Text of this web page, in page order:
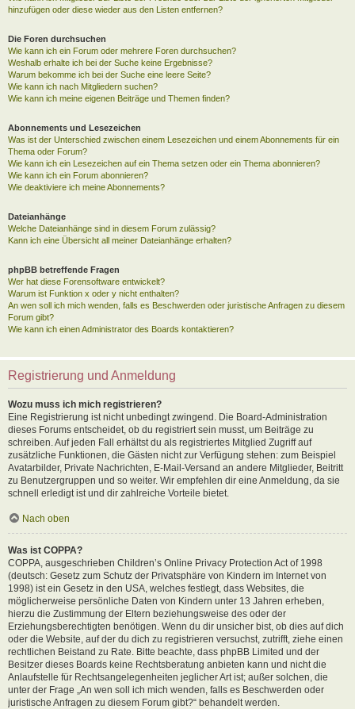
hinzufügen oder diese wieder aus den Listen entfernen?
Die Foren durchsuchen
Wie kann ich ein Forum oder mehrere Foren durchsuchen?
Weshalb erhalte ich bei der Suche keine Ergebnisse?
Warum bekomme ich bei der Suche eine leere Seite?
Wie kann ich nach Mitgliedern suchen?
Wie kann ich meine eigenen Beiträge und Themen finden?
Abonnements und Lesezeichen
Was ist der Unterschied zwischen einem Lesezeichen und einem Abonnements für ein
Thema oder Forum?
Wie kann ich ein Lesezeichen auf ein Thema setzen oder ein Thema abonnieren?
Wie kann ich ein Forum abonnieren?
Wie deaktiviere ich meine Abonnements?
Dateianhänge
Welche Dateianhänge sind in diesem Forum zulässig?
Kann ich eine Übersicht all meiner Dateianhänge erhalten?
phpBB betreffende Fragen
Wer hat diese Forensoftware entwickelt?
Warum ist Funktion x oder y nicht enthalten?
An wen soll ich mich wenden, falls es Beschwerden oder juristische Anfragen zu diesem
Forum gibt?
Wie kann ich einen Administrator des Boards kontaktieren?
Registrierung und Anmeldung
Wozu muss ich mich registrieren?
Eine Registrierung ist nicht unbedingt zwingend. Die Board-Administration
dieses Forums entscheidet, ob du registriert sein musst, um Beiträge zu
schreiben. Auf jeden Fall erhältst du als registriertes Mitglied Zugriff auf
zusätzliche Funktionen, die Gästen nicht zur Verfügung stehen: zum Beispiel
Avatarbilder, Private Nachrichten, E-Mail-Versand an andere Mitglieder, Beitritt
zu Benutzergruppen und so weiter. Wir empfehlen dir eine Anmeldung, da sie
schnell erledigt ist und dir zahlreiche Vorteile bietet.
Nach oben
Was ist COPPA?
COPPA, ausgeschrieben Children’s Online Privacy Protection Act of 1998
(deutsch: Gesetz zum Schutz der Privatsphäre von Kindern im Internet von
1998) ist ein Gesetz in den USA, welches festlegt, dass Websites, die
möglicherweise persönliche Daten von Kindern unter 13 Jahren erheben,
hierzu die Zustimmung der Eltern beziehungsweise des oder der
Erziehungsberechtigten benötigen. Wenn du dir unsicher bist, ob dies auf dich
oder die Website, auf der du dich zu registrieren versuchst, zutrifft, ziehe einen
rechtlichen Beistand zu Rate. Bitte beachte, dass phpBB Limited und der
Besitzer dieses Boards keine Rechtsberatung anbieten kann und nicht die
Anlaufstelle für Rechtsangelegenheiten jeglicher Art ist; außer solchen, die
unter der Frage „An wen soll ich mich wenden, falls es Beschwerden oder
juristische Anfragen zu diesem Forum gibt?“ behandelt werden.